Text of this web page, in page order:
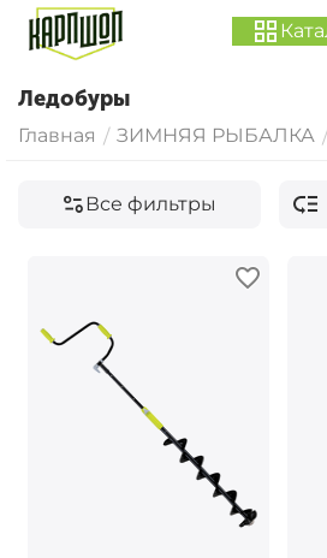
Ледобуры
Главная / ЗИМНЯЯ РЫБАЛКА /
Все фильтры